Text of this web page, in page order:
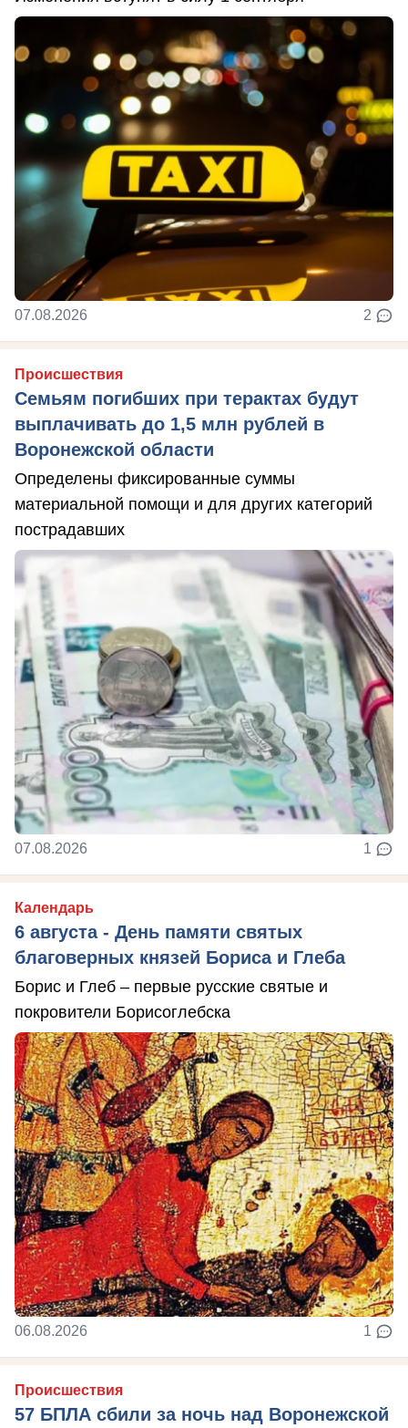
07.08.2026 2
Происшествия
Семьям погибших при терактах будут
выплачивать до 1,5 млн рублей в
Воронежской области
Определены фиксированные суммы
материальной помощи и для других категорий
пострадавших
07.08.2026 1
Календарь
6 августа - День памяти святых
благоверных князей Бориса и Глеба
Борис и Глеб – первые русские святые и
покровители Борисоглебска
06.08.2026 1
Происшествия
57 БПЛА сбили за ночь над Воронежской